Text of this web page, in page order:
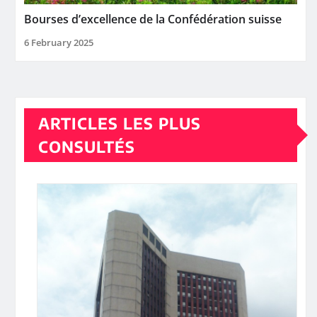
Bourses d’excellence de la Confédération suisse
6 February 2025
ARTICLES LES PLUS
CONSULTÉS